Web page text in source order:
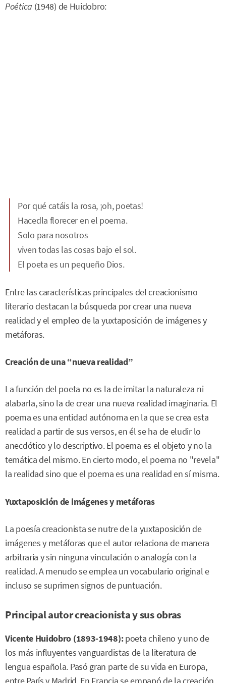
Poética (1948) de Huidobro:
Por qué catáis la rosa, ¡oh, poetas!
Hacedla florecer en el poema.
Solo para nosotros
viven todas las cosas bajo el sol.
El poeta es un pequeño Dios.
Entre las características principales del creacionismo
literario destacan la búsqueda por crear una nueva
realidad y el empleo de la yuxtaposición de imágenes y
metáforas.
Creación de una “nueva realidad”
La función del poeta no es la de imitar la naturaleza ni
alabarla, sino la de crear una nueva realidad imaginaria. El
poema es una entidad autónoma en la que se crea esta
realidad a partir de sus versos, en él se ha de eludir lo
anecdótico y lo descriptivo. El poema es el objeto y no la
temática del mismo. En cierto modo, el poema no "revela"
la realidad sino que el poema es una realidad en sí misma.
Yuxtaposición de imágenes y metáforas
La poesía creacionista se nutre de la yuxtaposición de
imágenes y metáforas que el autor relaciona de manera
arbitraria y sin ninguna vinculación o analogía con la
realidad. A menudo se emplea un vocabulario original e
incluso se suprimen signos de puntuación.
Principal autor creacionista y sus obras
Vicente Huidobro (1893-1948):poeta chileno y uno de
los más influyentes vanguardistas de la literatura de
lengua española. Pasó gran parte de su vida en Europa,